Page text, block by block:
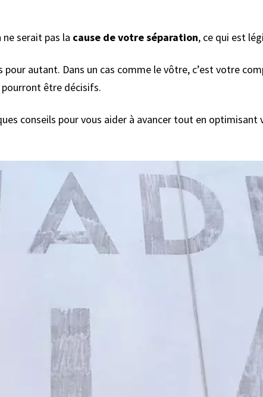
serait pas la cause de votre séparation, ce qui est
pour autant. Dans un cas comme le vôtre, c’est votre
pourront être décisifs.
conseils pour vous aider à avancer tout en optimisant